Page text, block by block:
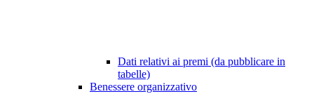
Dati relativi ai premi (da pubblicare in
tabelle)
Benessere organizzativo